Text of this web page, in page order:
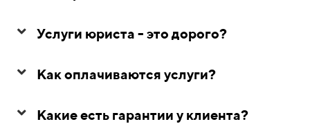
Услуги юриста - это дорого?
Как оплачиваются услуги?
Какие есть гарантии у клиента?